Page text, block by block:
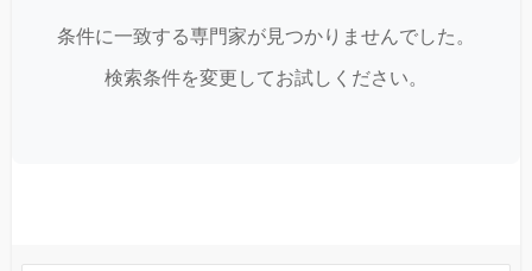
条件に一致する専門家が見つかりませんでした。
検索条件を変更してお試しください。